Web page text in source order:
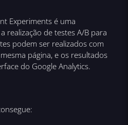
Experiments é uma
realização de testes A/B para
podem ser realizados com
página, e os resultados
do Google Analytics.